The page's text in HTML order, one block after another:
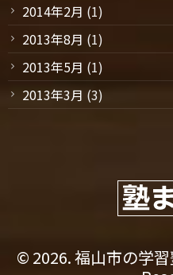
2014年2月 (1)
2013年8月 (1)
2013年5月 (1)
2013年3月 (3)
© 2026. 福山市の学